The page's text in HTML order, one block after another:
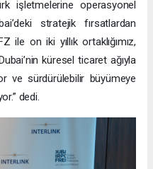
işletmelerine operasyonel
stratejik fırsatlardan
ile on iki yıllık ortaklığımız,
küresel ticaret ağıyla
ve sürdürülebilir büyümeye
dedi.